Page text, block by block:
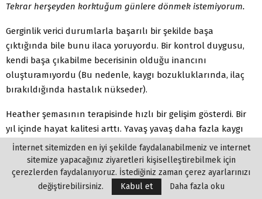
Tekrar herşeyden korktuğum günlere dönmek istemiyorum.
Gerginlik verici durumlarla başarılı bir şekilde başa
çıktığında bile bunu ilaca yoruyordu. Bir kontrol duygusu,
kendi başa çıkabilme becerisinin olduğu inancını
oluşturamıyordu (Bu nedenle, kaygı bozukluklarında, ilaç
bırakıldığında hastalık nükseder).
Heather şemasının terapisinde hızlı bir gelişim gösterdi. Bir
yıl içinde hayat kalitesi arttı. Yavaş yavaş daha fazla kaygı
uyandırıcı ortamlara girmeye başladı. Seyahat edebiliyor,
arkadaşlarını görebiliyor, sinemaya gidebiliyordu. Son olarak
metro ile gidip geldiği yarım günlük bir işe girmişti.
İnternet sitemizden en iyi şekilde faydalanabilmeniz ve internet
sitemize yapacağınız ziyaretleri kişiselleştirebilmek için
çerezlerden faydalanıyoruz. İstediğiniz zaman çerez ayarlarınızı
değiştirebilirsiniz.
Kabul et Daha fazla oku